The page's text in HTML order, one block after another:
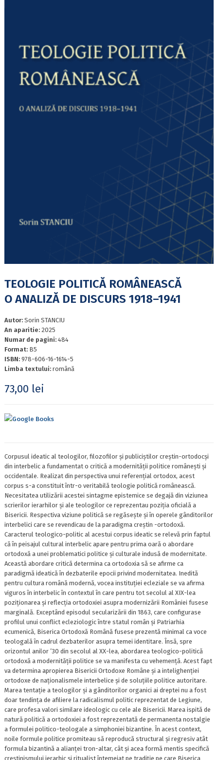
TEOLOGIE POLITICĂ ROMÂNEASCĂ
O ANALIZĂ DE DISCURS 1918–1941
Autor: Sorin STANCIU
An aparitie: 2025
Numar de pagini: 484
Format: B5
ISBN: 978-606-16-1614-5
Limba textului: română
73,00 lei
Google Books
Corpusul ideatic al teologilor, filozofilor și publiciștilor creștin-ortodocși
din interbelic a fundamentat o critică a modernității politice românești și
occidentale. Realizat din perspectiva unui referențial ortodox, acest
corpus s-a constituit într-o veritabilă teologie politică românească.
Necesitatea utilizării acestei sintagme epistemice se degajă din viziunea
scrierilor ierarhilor și ale teologilor ce reprezentau poziția oficială a
Bisericii. Respectiva viziune politică se regăsește și în operele gânditorilor
interbelici care se revendicau de la paradigma creștin -ortodoxă.
Caracterul teologico-politic al acestui corpus ideatic se relevă prin faptul
că în peisajul cultural interbelic apare pentru prima oară o abordare
ortodoxă a unei problematici politice și culturale indusă de modernitate.
Această abordare critică determina ca ortodoxia să se afirme ca
paradigmă ideatică în dezbaterile epocii privind modernitatea. Inedită
pentru cultura română modernă, vocea instituției ecleziale se va afirma
viguros în interbelic în contextul în care pentru tot secolul al XIX-lea
poziționarea și reflecția ortodoxiei asupra modernizării României fusese
marginală. Exceptând episodul secularizării din 1863, care configurase
profilul unui conflict ecleziologic între statul român și Patriarhia
ecumenică, Biserica Ortodoxă Română fusese prezentă minimal ca voce
teologală în cadrul dezbaterilor asupra temei identitare. Însă, spre
orizontul anilor ’30 din secolul al XX-lea, abordarea teologico-politică
ortodoxă a modernității politice se va manifesta cu vehemență. Acest fapt
va determina apropierea Bisericii Ortodoxe Române și a intelighenției
ortodoxe de naționalismele interbelice și de soluțiile politice autoritare.
Marea tentație a teologilor și a gânditorilor organici ai dreptei nu a fost
doar tendința de afiliere la radicalismul politic reprezentat de Legiune,
care profesa valori similare ideologic cu cele ale Bisericii. Marea ispită de
natură politică a ortodoxiei a fost reprezentată de permanenta nostalgie
a formulei politico-teologale a simphoniei bizantine. În acest context,
noile formule politice promiteau să reproducă structural și regresiv atât
formula bizantină a alianței tron-altar, cât și acea formă mentis specifică
creștinismului ierarhic și ritualist întemeiat pe tradiție pe care Biserica